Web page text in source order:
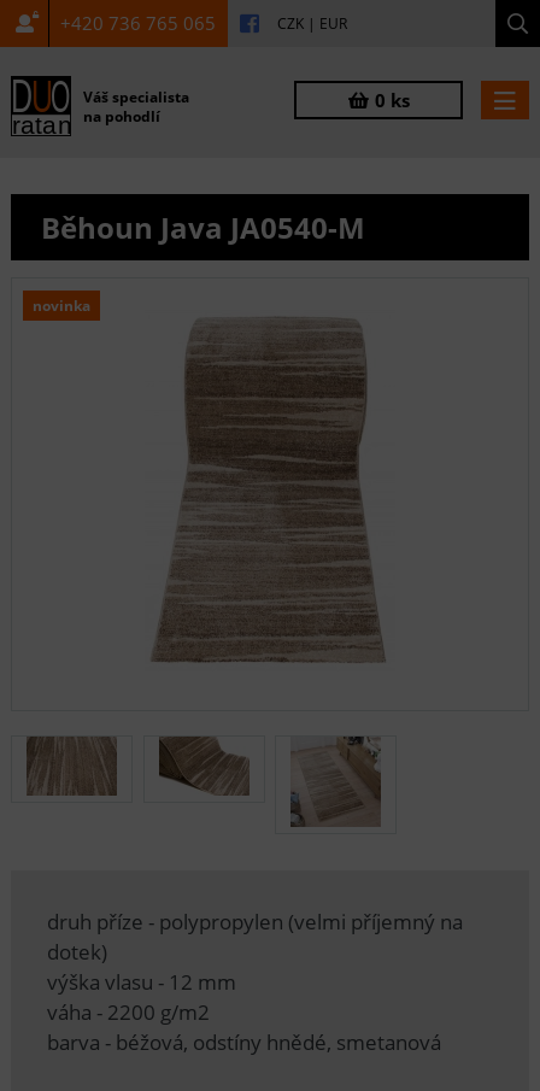
+420 736 765 065 CZK | EUR
Váš specialista
na pohodlí
0 ks
Běhoun Java JA0540-M
novinka
druh příze - polypropylen (velmi příjemný na
dotek)
výška vlasu - 12 mm
váha - 2200 g/m2
barva - béžová, odstíny hnědé, smetanová